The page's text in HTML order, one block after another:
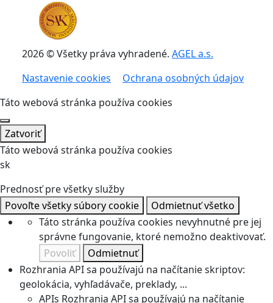
2026 © Všetky práva vyhradené. AGEL a.s.
Nastavenie cookies
Ochrana osobných údajov
Táto webová stránka používa cookies
Zatvoriť
Táto webová stránka používa cookies
sk
Prednosť pre všetky služby
Povoľte všetky súbory cookie
Odmietnuť všetko
Táto stránka používa cookies nevyhnutné pre jej
správne fungovanie, ktoré nemožno deaktivovať.
Povoliť
Odmietnuť
Rozhrania API sa používajú na načítanie skriptov:
geolokácia, vyhľadávače, preklady, ...
APIs Rozhrania API sa používajú na načítanie